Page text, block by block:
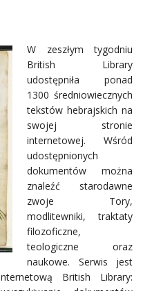
W zeszłym tygodniu
British Library
udostępniła ponad
1300 średniowiecznych
tekstów hebrajskich na
swojej stronie
internetowej. Wśród
udostępnionych
dokumentów można
znaleźć starodawne
zwoje Tory,
modlitewniki, traktaty
filozoficzne,
teologiczne oraz
naukowe. Serwis jest
British Library: